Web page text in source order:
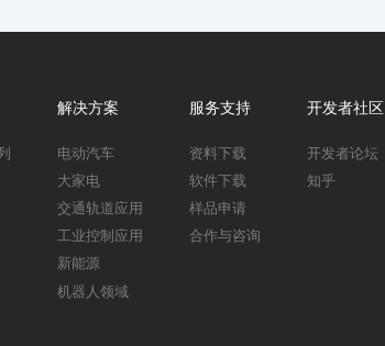
解决方案
电动汽车
大家电
交通轨道应用
工业控制应用
新能源
机器人领域
服务支持
资料下载
软件下载
样品申请
合作与咨询
开发者社区
开发者论坛
知乎